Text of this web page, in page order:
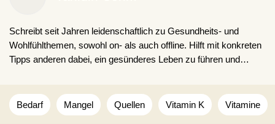
Schreibt seit Jahren leidenschaftlich zu Gesundheits- und
Wohlfühlthemen, sowohl on- als auch offline. Hilft mit konkreten
Tipps anderen dabei, ein gesünderes Leben zu führen und
Bedarf
Mangel Quellen Vitamin K Vitamine